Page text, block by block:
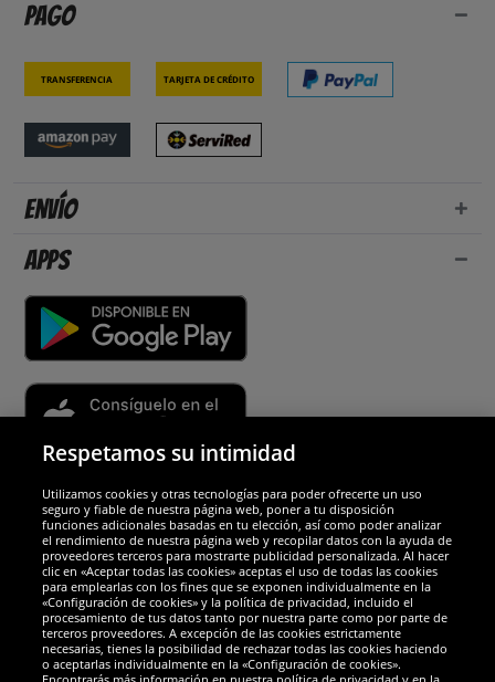
Pago
Transferencia Tarjeta de crédito
Envío
Apps
Socios y seguridad
Galardones
Respetamos su intimidad
Utilizamos cookies y otras tecnologías para poder ofrecerte un uso
seguro y fiable de nuestra página web, poner a tu disposición
funciones adicionales basadas en tu elección, así como poder analizar
el rendimiento de nuestra página web y recopilar datos con la ayuda de
proveedores terceros para mostrarte publicidad personalizada. Al hacer
clic en «Aceptar todas las cookies» aceptas el uso de todas las cookies
para emplearlas con los fines que se exponen individualmente en la
«Configuración de cookies» y la política de privacidad, incluido el
procesamiento de tus datos tanto por nuestra parte como por parte de
terceros proveedores. A excepción de las cookies estrictamente
necesarias, tienes la posibilidad de rechazar todas las cookies haciendo
o aceptarlas individualmente en la «Configuración de cookies».